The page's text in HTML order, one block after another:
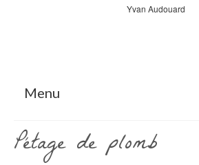
Yvan Audouard
Menu
Accueil
La Bastidane
Pétage de plomb